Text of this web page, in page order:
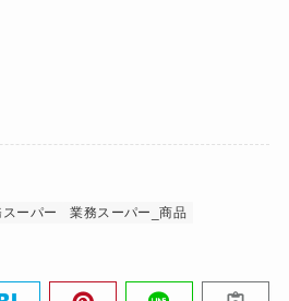
ーパー
業務スーパー_商品